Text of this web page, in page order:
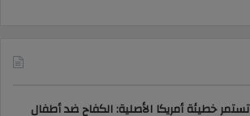
تستمر خطيئة أمريكا الأصلية: الكفاح ضد أطفال